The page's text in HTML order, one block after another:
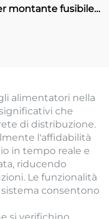
montante fusibile
alimentatori nella
che
di distribuzione.
l'affidabilità
in tempo reale e
riducendo
Le funzionalità
consentono
si verifichino,